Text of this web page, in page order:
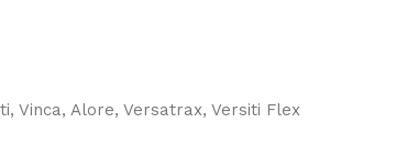
Vinca, Alore, Versatrax, Versiti Flex